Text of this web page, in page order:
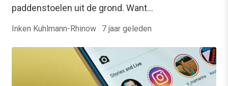
paddenstoelen uit de grond. Want…
Inken Kuhlmann-Rhinow · 7 jaar geleden